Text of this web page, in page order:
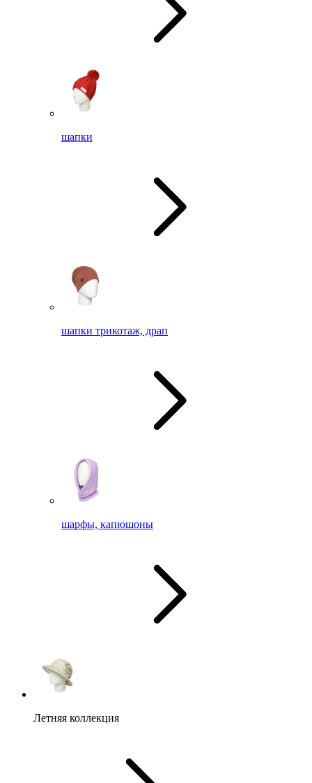
шапки
шапки трикотаж, драп
шарфы, капюшоны
Летняя коллекция